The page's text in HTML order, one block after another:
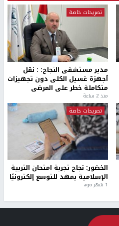
تصريحات خاصة
مدير مستشفى النجاح: : نقل
أجهزة غسيل الكلى دون تجهيزات
متكاملة خطر على المرضى
منذ 2 ساعة
تصريحات خاصة
الخضور: نجاح تجربة امتحان التربية
الإسلامية يمهد للتوسع إلكترونيًا
1 شهر ago